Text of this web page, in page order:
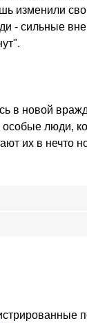
изменили
- сильные
в новой
люди,
их в нечто